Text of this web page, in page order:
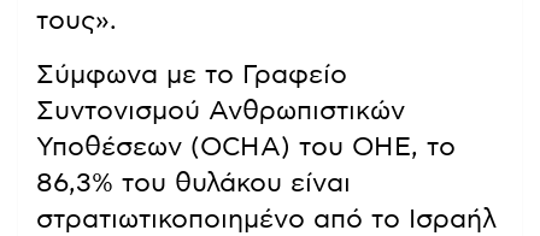
τους».
Σύμφωνα με το Γραφείο
Συντονισμού Ανθρωπιστικών
Υποθέσεων (OCHA) του ΟΗΕ, το
86,3% του θυλάκου είναι
στρατιωτικοποιημένο από το Ισραήλ